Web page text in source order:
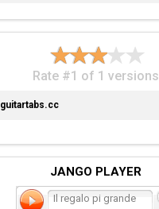
Rate #1 of 1 versions
GUITARTABS.CC
guitartabs.cc
JANGO PLAYER
Il regalo pi grande